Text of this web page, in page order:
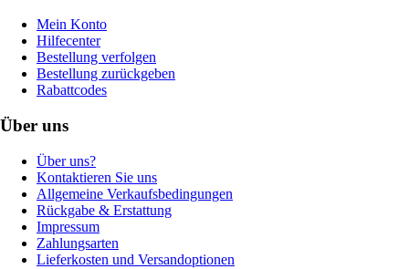
Mein Konto
Hilfecenter
Bestellung verfolgen
Bestellung zurückgeben
Rabattcodes
Über uns
Über uns?
Kontaktieren Sie uns
Allgemeine Verkaufsbedingungen
Rückgabe & Erstattung
Impressum
Zahlungsarten
Lieferkosten und Versandoptionen